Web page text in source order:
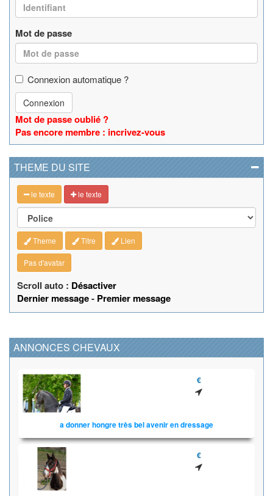
Mot de passe
Connexion automatique ?
Connexion
Mot de passe oublié ?
Pas encore membre : incrivez-vous
THEME DU SITE
le texte le texte
Theme Titre Lien
Pas d'avatar
Scroll auto : Désactiver
Dernier message- Premier message
ANNONCES CHEVAUX
€
a donner hongre très bel avenir en dressage
€